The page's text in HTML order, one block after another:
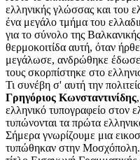
ελληνικής γλώσσας και του
ένα μεγάλο τμήμα του
για το σύνολο της
θερμοκοιτίδα αυτή, όταν
μεγάλωσε, ανδρώθηκε
τους σκορπίστηκε στο
Τι συνέβη σ' αυτή την
Γρηγόριος Κωνσταντινίδης
ελληνικό τυπογραφείο στον
τυπώνονται τα πρώτα
Σήμερα γνωρίζουμε μια
τυπώθηκαν στην Μοσχόπολη.